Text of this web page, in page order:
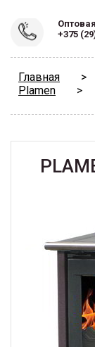
+375
Главная >
Plamen
>